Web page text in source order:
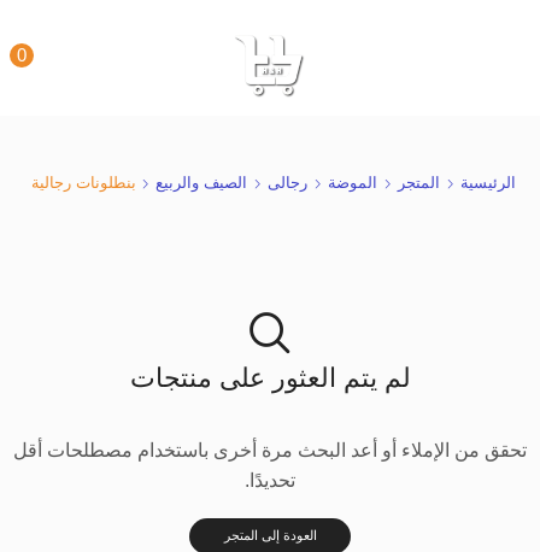
0
الرئيسية المتجر الموضة رجالى الصيف والربيع بنطلونات رجالية
لم يتم العثور على منتجات
تحقق من الإملاء أو أعد البحث مرة أخرى باستخدام مصطلحات أقل
تحديدًا.
العودة إلى المتجر